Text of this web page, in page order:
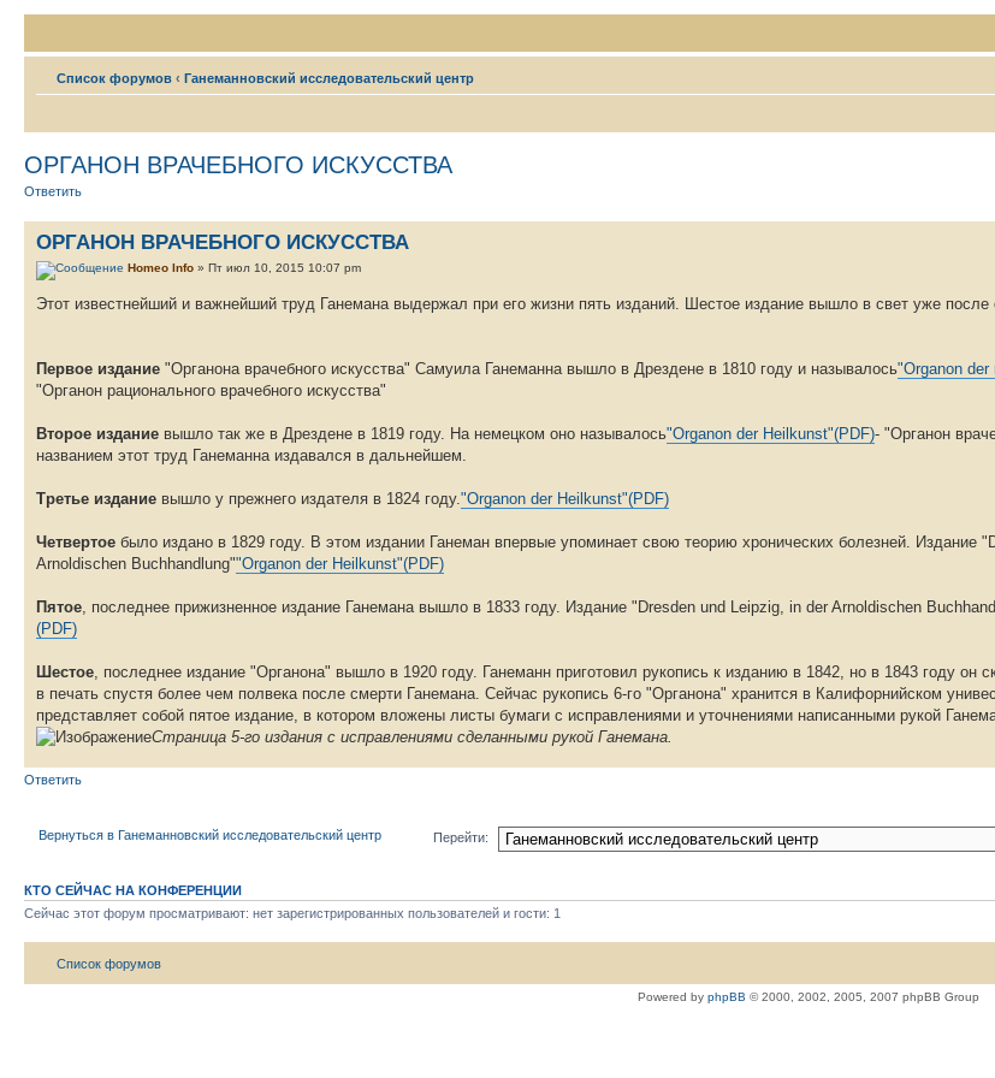
Список форумов ‹ Ганеманновский исследовательский центр
ОРГАНОН ВРАЧЕБНОГО ИСКУССТВА
Ответить
ОРГАНОН ВРАЧЕБНОГО ИСКУССТВА
Homeo Info » Пт июл 10, 2015 10:07 pm
Этот известнейший и важнейший труд Ганемана выдержал при его жизни пять изданий. Шестое издание вышло в свет уже после
Первое издание "Органона врачебного искусства" Самуила Ганеманна вышло в Дрездене в 1810 году и называлось"Organon der
"Органон рационального врачебного искусства"
Второе издание вышло так же в Дрездене в 1819 году. На немецком оно называлось"Organon der Heilkunst"(PDF)- "Органон
названием этот труд Ганеманна издавался в дальнейшем.
Третье издание вышло у прежнего издателя в 1824 году."Organon der Heilkunst"(PDF)
Четвертое было издано в 1829 году. В этом издании Ганеман впервые упоминает свою теорию хронических болезней. Издание
Arnoldischen Buchhandlung""Organon der Heilkunst"(PDF)
Пятое, последнее прижизненное издание Ганемана вышло в 1833 году. Издание "Dresden und Leipzig, in der Arnoldischen
(PDF)
Шестое, последнее издание "Органона" вышло в 1920 году. Ганеманн приготовил рукопись к изданию в 1842, но в 1843 году он
в печать спустя более чем полвека после смерти Ганемана. Сейчас рукопись 6-го "Органона" хранится в Калифорнийском
представляет собой пятое издание, в котором вложены листы бумаги с исправлениями и уточнениями написанными рукой
Страница 5-го издания с исправлениями сделанными рукой Ганемана.
Ответить
Вернуться в Ганеманновский исследовательский центр Перейти:
КТО СЕЙЧАС НА КОНФЕРЕНЦИИ
Сейчас этот форум просматривают: нет зарегистрированных пользователей и гости: 1
Список форумов
Powered by phpBB © 2000, 2002, 2005, 2007 phpBB Group